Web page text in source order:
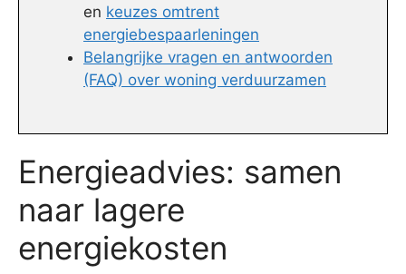
en keuzes omtrent
energiebespaarleningen
Belangrijke vragen en antwoorden
(FAQ) over woning verduurzamen
Energieadvies: samen
naar lagere
energiekosten